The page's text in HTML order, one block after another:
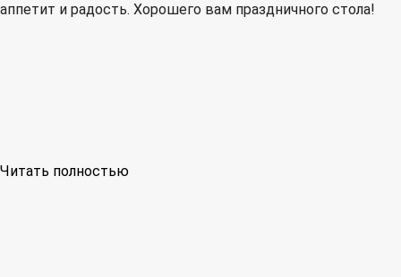
аппетит и радость. Хорошего вам праздничного стола!
Читать полностью